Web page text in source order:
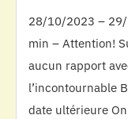
28/10/2023 –
min – Attention!
aucun rapport
l’incontournable
date ultérieure